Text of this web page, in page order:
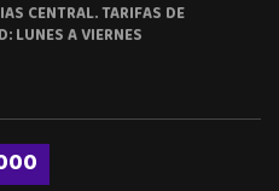
CENTRAL. TARIFAS DE
LUNES A VIERNES